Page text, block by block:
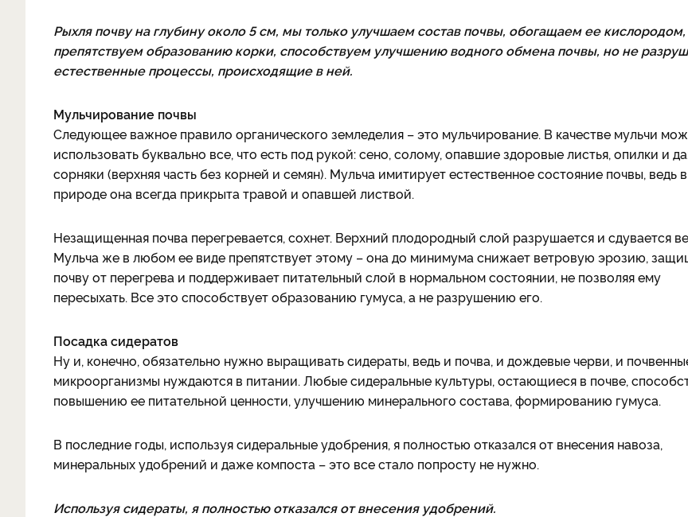
Рыхля почву на глубину около 5 см, мы только улучшаем состав почвы, обогащаем ее кислородом,
препятствуем образованию корки, способствуем улучшению водного обмена почвы, но не
естественные процессы, происходящие в ней.
Мульчирование почвы
Следующее важное правило органического земледелия – это мульчирование. В качестве мульчи
использовать буквально все, что есть под рукой: сено, солому, опавшие здоровые листья, опилки и
сорняки (верхняя часть без корней и семян). Мульча имитирует естественное состояние почвы, ведь в
природе она всегда прикрыта травой и опавшей листвой.
Незащищенная почва перегревается, сохнет. Верхний плодородный слой разрушается и сдувается
Мульча же в любом ее виде препятствует этому – она до минимума снижает ветровую эрозию,
почву от перегрева и поддерживает питательный слой в нормальном состоянии, не позволяя ему
пересыхать. Все это способствует образованию гумуса, а не разрушению его.
Посадка сидератов
Ну и, конечно, обязательно нужно выращивать сидераты, ведь и почва, и дождевые черви, и
микроорганизмы нуждаются в питании. Любые сидеральные культуры, остающиеся в почве,
повышению ее питательной ценности, улучшению минерального состава, формированию гумуса.
В последние годы, используя сидеральные удобрения, я полностью отказался от внесения навоза,
минеральных удобрений и даже компоста – это все стало попросту не нужно.
Используя сидераты, я полностью отказался от внесения удобрений.